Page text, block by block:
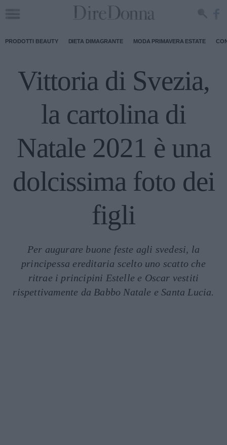
PRODOTTI BEAUTY DIETA DIMAGRANTE MODA PRIMAVERA ESTATE
Vittoria di Svezia,
la cartolina di
Natale 2021 è una
dolcissima foto dei
figli
Per augurare buone feste agli svedesi, la
principessa ereditaria scelto uno scatto che
ritrae i principini Estelle e Oscar vestiti
rispettivamente da Babbo Natale e Santa Lucia.